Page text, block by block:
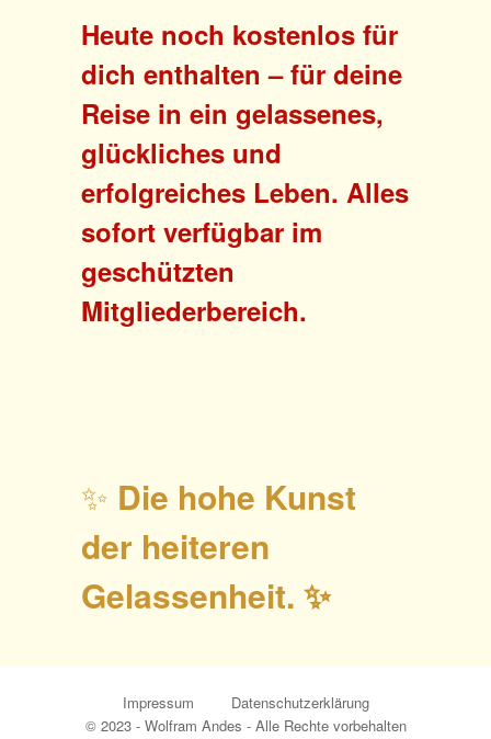
Heute noch kostenlos für
dich enthalten – für deine
Reise in ein gelassenes,
glückliches und
erfolgreiches Leben. Alles
sofort verfügbar im
geschützten
Mitgliederbereich.
✨ Die hohe Kunst
der heiteren
Gelassenheit. ✨
Impressum
Datenschutzerklärung
© 2023 - Wolfram Andes - Alle Rechte vorbehalten